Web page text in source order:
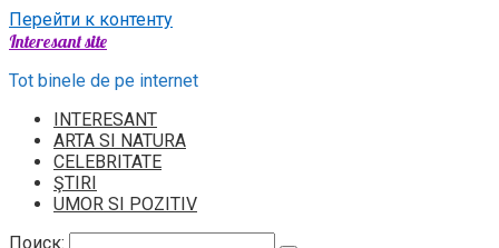
Перейти к контенту
Interesant site
Tot binele de pe internet
INTERESANT
ARTA SI NATURA
CELEBRITATE
ŞTIRI
UMOR SI POZITIV
Поиск: